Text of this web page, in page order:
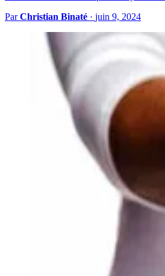
ParChristian Binaté · juin 9, 2024